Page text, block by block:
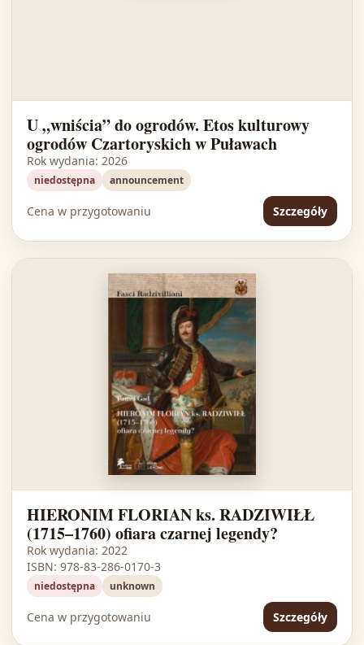
U „wniścia” do ogrodów. Etos kulturowy
ogrodów Czartoryskich w Puławach
Rok wydania: 2026
niedostępna announcement
Cena w przygotowaniu Szczegóły
HIERONIM FLORIAN ks. RADZIWIŁŁ
(1715–1760) ofiara czarnej legendy?
Rok wydania: 2022
ISBN: 978-83-286-0170-3
niedostępna unknown
Cena w przygotowaniu Szczegóły